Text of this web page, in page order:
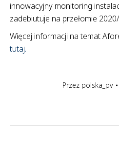
innowacyjny monitoring
zadebiutuje na przełomie
Więcej informacji na temat
tutaj.
Przez polska_pv